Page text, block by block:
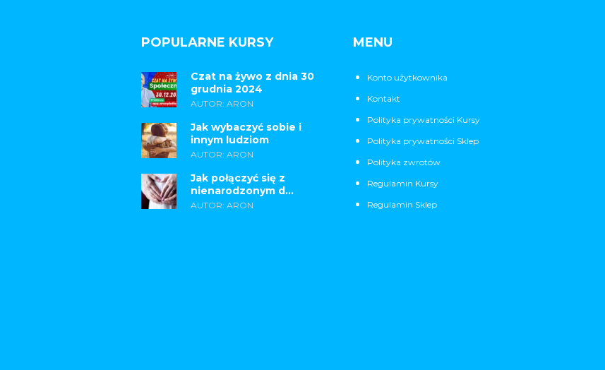
POPULARNE KURSY
Czat na żywo z dnia 30
grudnia 2024
AUTOR: ARON
Jak wybaczyć sobie i
innym ludziom
AUTOR: ARON
Jak połączyć się z
nienarodzonym d...
AUTOR: ARON
MENU
Konto użytkownika
Kontakt
Polityka prywatności Kursy
Polityka prywatności Sklep
Polityka zwrotów
Regulamin Kursy
Regulamin Sklep